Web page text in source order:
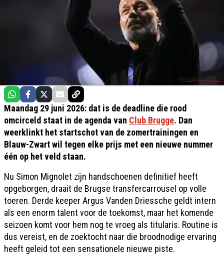
Maandag 29 juni 2026: dat is de deadline die rood
omcirceld staat in de agenda van Club Brugge. Dan
weerklinkt het startschot van de zomertrainingen en
Blauw-Zwart wil tegen elke prijs met een nieuwe nummer
één op het veld staan.
Nu Simon Mignolet zijn handschoenen definitief heeft
opgeborgen, draait de Brugse transfercarrousel op volle
toeren. Derde keeper Argus Vanden Driessche geldt intern
als een enorm talent voor de toekomst, maar het komende
seizoen komt voor hem nog te vroeg als titularis. Routine is
dus vereist, en de zoektocht naar die broodnodige ervaring
heeft geleid tot een sensationele nieuwe piste.